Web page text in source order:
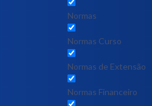
Normas
Normas Curso
Normas de Extensão
Normas Financeiro